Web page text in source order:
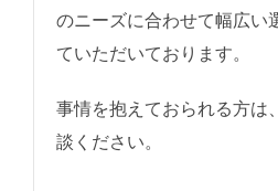
のニーズに合わせて幅広い
ていただいております。
事情を抱えておられる方は
談ください。